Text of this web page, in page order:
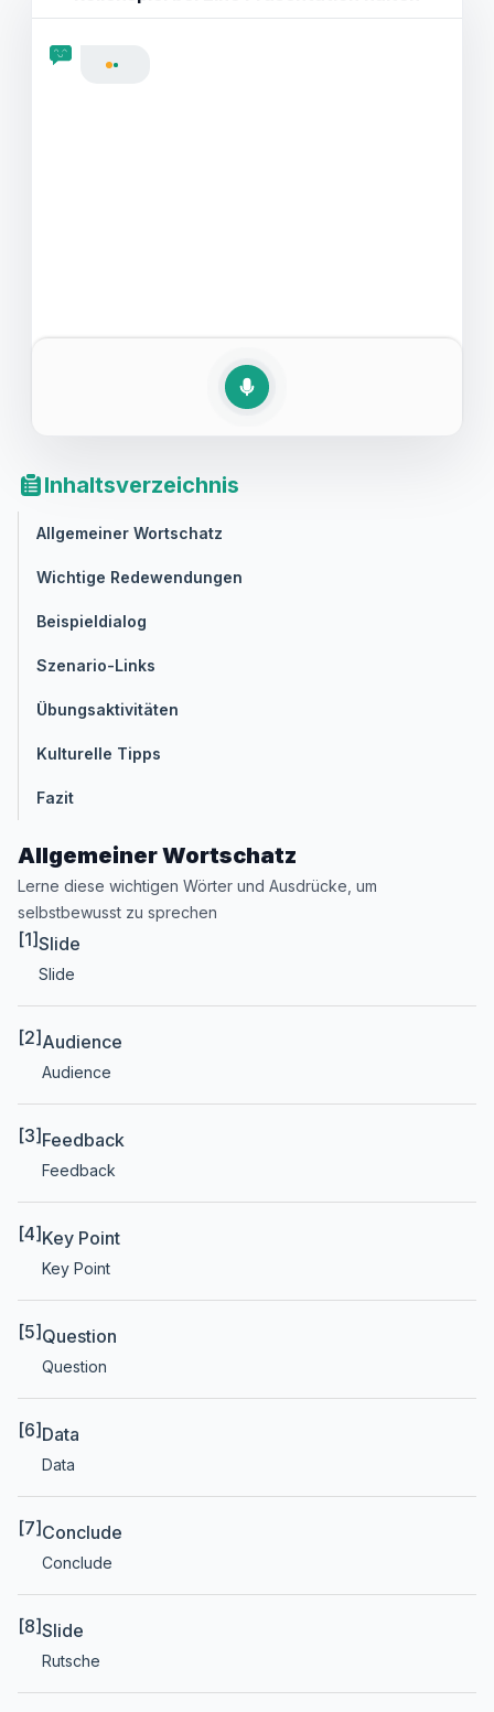
bereits über Englischkenntnisse verfügen, hier finden
Sie Unterstützung, um Ihre Fähigkeiten in englischen
Präsentationen zu verbessern.
Inhaltsverzeichnis
Allgemeiner Wortschatz
Wichtige Redewendungen
Beispieldialog
Szenario-Links
Übungsaktivitäten
Kulturelle Tipps
Fazit
Allgemeiner Wortschatz
Lerne diese wichtigen Wörter und Ausdrücke, um
selbstbewusst zu sprechen
[1]Slide
Slide
[2] Audience
Audience
[3] Feedback
Feedback
[4] Key Point
Key Point
[5] Question
Question
[6] Data
Data
[7] Conclude
Conclude
[8]Slide
Rutsche